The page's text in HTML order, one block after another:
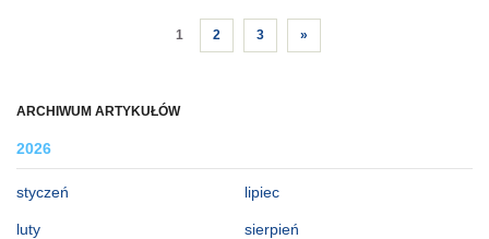
ARCHIWUM ARTYKUŁÓW
2026
styczeń
luty
lipiec
sierpień
1 2 3 »